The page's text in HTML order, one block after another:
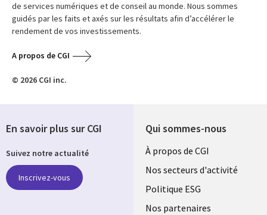
de services numériques et de conseil au monde. Nous sommes
guidés par les faits et axés sur les résultats afin d’accélérer le
rendement de vos investissements.
A propos de CGI
© 2026 CGI inc.
Qui sommes-nous
Useful
links
FRANCE
À propos de CGI
Nos secteurs d'activité
Politique ESG
Nos partenaires
En savoir plus sur CGI
Suivez notre actualité
Inscrivez-vous